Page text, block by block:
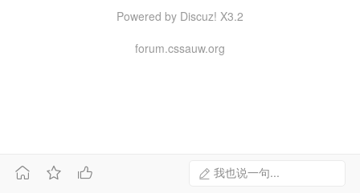
我也说一句...
  
Powered by Discuz! X3.2
forum.cssauw.org